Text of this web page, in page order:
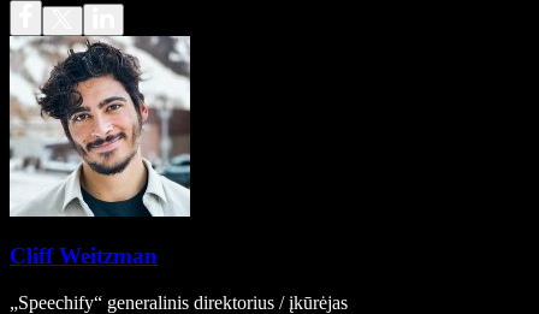
Cliff Weitzman
„Speechify“ generalinis direktorius / įkūrėjas